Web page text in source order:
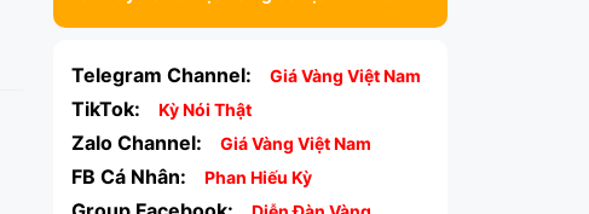
Telegram Channel: Giá Vàng Việt Nam
TikTok: Kỳ Nói Thật
Zalo Channel: Giá Vàng Việt Nam
FB Cá Nhân: Phan Hiếu Kỳ